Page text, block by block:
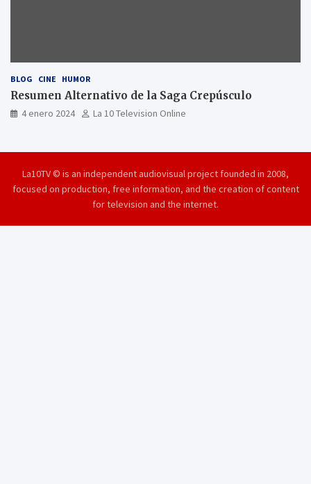
BLOG CINE HUMOR
Resumen Alternativo de la Saga Crepúsculo
4 enero 2024 La 10 Television Online
La10TV © is an independent audiovisual project founded in 2008,
focused on production, free information, and the creation of content
for television and the internet.